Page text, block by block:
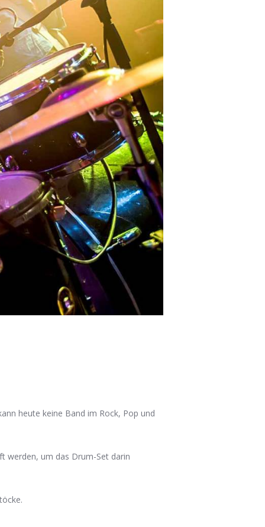
heute keine Band im Rock, Pop und
werden, um das Drum-Set darin